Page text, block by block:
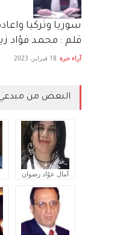
سوريا وتركيا
قلم : محمد فؤاد
آراء حرة 18 فبراير، 2023
البعض من
آمال عوّاد رضوان